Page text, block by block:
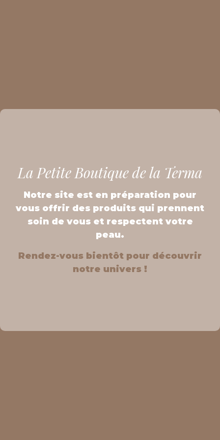
La Petite Boutique de la Terma
Notre site est en préparation pour
vous offrir des produits qui prennent
soin de vous et respectent votre
peau.
Rendez-vous bientôt pour découvrir
notre univers !